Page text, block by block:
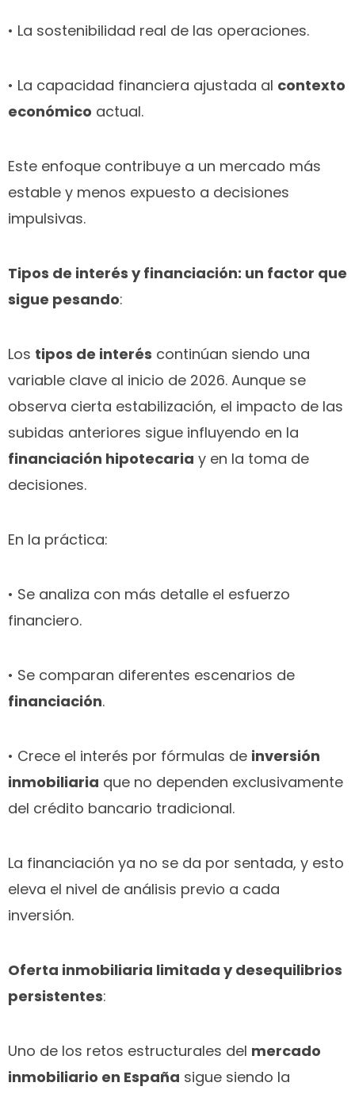
• La sostenibilidad real de las operaciones.
• La capacidad financiera ajustada al contexto
económico actual.
Este enfoque contribuye a un mercado más
estable y menos expuesto a decisiones
impulsivas.
Tipos de interés y financiación: un factor que
sigue pesando:
Los tipos de interés continúan siendo una
variable clave al inicio de 2026. Aunque se
observa cierta estabilización, el impacto de las
subidas anteriores sigue influyendo en la
financiación hipotecaria y en la toma de
decisiones.
En la práctica:
• Se analiza con más detalle el esfuerzo
financiero.
• Se comparan diferentes escenarios de
financiación.
• Crece el interés por fórmulas de inversión
inmobiliaria que no dependen exclusivamente
del crédito bancario tradicional.
La financiación ya no se da por sentada, y esto
eleva el nivel de análisis previo a cada
inversión.
Oferta inmobiliaria limitada y desequilibrios
persistentes:
Uno de los retos estructurales del mercado
inmobiliario en España sigue siendo la